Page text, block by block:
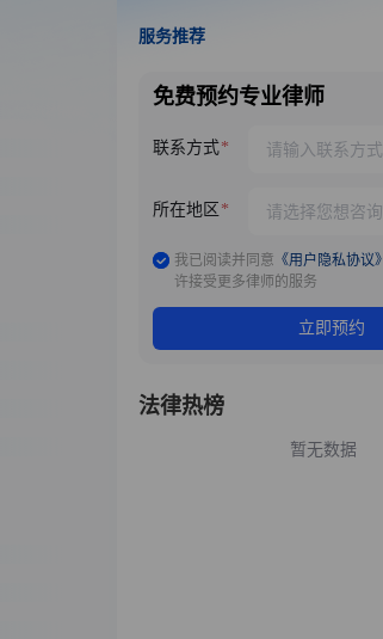
服务推荐
免费预约专业律师
联系方式
所在地区
我已阅读并同意 《用户隐私协议》
许接受更多律师的服务
立即预约
法律热榜
暂无数据